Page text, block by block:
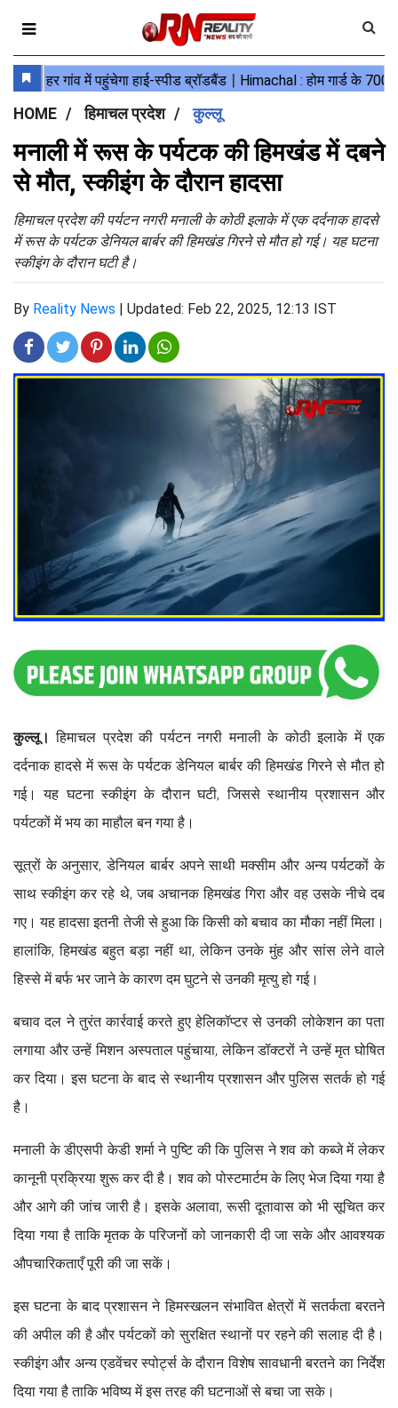
HOME हिमाचल प्रदेश कुल्लू
मनाली में रूस के पर्यटक की हिमखंड में दबने
से मौत, स्कीइंग के दौरान हादसा
हिमाचल प्रदेश की पर्यटन नगरी मनाली के कोठी इलाके में एक दर्दनाक हादसे
में रूस के पर्यटक डेनियल बार्बर की हिमखंड गिरने से मौत हो गई। यह घटना
स्कीइंग के दौरान घटी है।
By Reality News | Updated: Feb 22, 2025, 12:13 IST
कुल्लू। हिमाचल प्रदेश की पर्यटन नगरी मनाली के कोठी इलाके में एक
दर्दनाक हादसे में रूस के पर्यटक डेनियल बार्बर की हिमखंड गिरने से मौत हो
गई। यह घटना स्कीइंग के दौरान घटी, जिससे स्थानीय प्रशासन और
पर्यटकों में भय का माहौल बन गया है।
सूत्रों के अनुसार, डेनियल बार्बर अपने साथी मक्सीम और अन्य पर्यटकों के
साथ स्कीइंग कर रहे थे, जब अचानक हिमखंड गिरा और वह उसके नीचे दब
गए। यह हादसा इतनी तेजी से हुआ कि किसी को बचाव का मौका नहीं मिला।
हालांकि, हिमखंड बहुत बड़ा नहीं था, लेकिन उनके मुंह और सांस लेने वाले
हिस्से में बर्फ भर जाने के कारण दम घुटने से उनकी मृत्यु हो गई।
बचाव दल ने तुरंत कार्रवाई करते हुए हेलिकॉप्टर से उनकी लोकेशन का पता
लगाया और उन्हें मिशन अस्पताल पहुंचाया, लेकिन डॉक्टरों ने उन्हें मृत घोषित
कर दिया। इस घटना के बाद से स्थानीय प्रशासन और पुलिस सतर्क हो गई
है।
मनाली के डीएसपी केडी शर्मा ने पुष्टि की कि पुलिस ने शव को कब्जे में लेकर
कानूनी प्रक्रिया शुरू कर दी है। शव को पोस्टमार्टम के लिए भेज दिया गया है
और आगे की जांच जारी है। इसके अलावा, रूसी दूतावास को भी सूचित कर
दिया गया है ताकि मृतक के परिजनों को जानकारी दी जा सके और आवश्यक
औपचारिकताएँ पूरी की जा सकें।
इस घटना के बाद प्रशासन ने हिमस्खलन संभावित क्षेत्रों में सतर्कता बरतने
की अपील की है और पर्यटकों को सुरक्षित स्थानों पर रहने की सलाह दी है।
स्कीइंग और अन्य एडवेंचर स्पोर्ट्स के दौरान विशेष सावधानी बरतने का निर्देश
दिया गया है ताकि भविष्य में इस तरह की घटनाओं से बचा जा सके।